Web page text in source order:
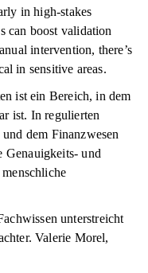
in high-stakes
can boost validation
intervention, there’s
in sensitive areas.
ist ein Bereich, in dem
ist. In regulierten
dem Finanzwesen
Genauigkeits- und
unterstreicht
Valerie Morel,